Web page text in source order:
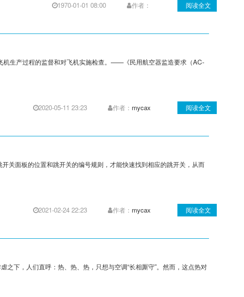
1970-01-01 08:00 作者： 阅读全文
机生产过程的监督和对飞机实施检查。——《民用航空器监造要求（AC-
2020-05-11 23:23 作者： mycax 阅读全文
关面板的位置和跳开关的编号规则，才能快速找到相应的跳开关，从而
2021-02-24 22:23 作者： mycax 阅读全文
之下，人们直呼：热、热、热，只想与空调“长相厮守”。然而，这点热对